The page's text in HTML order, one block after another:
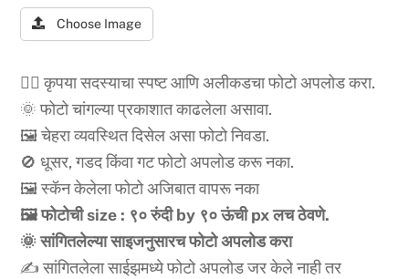
Choose Image
🧍‍♂️ कृपया सदस्याचा स्पष्ट आणि अलीकडचा फोटो अपलोड करा.
🌞 फोटो चांगल्या प्रकाशात काढलेला असावा.
🖼️ चेहरा व्यवस्थित दिसेल असा फोटो निवडा.
🚫 धूसर, गडद किंवा गट फोटो अपलोड करू नका.
🖼️ स्कॅन केलेला फोटो अजिबात वापरू नका
🖼️ फोटोची size : ९० रुंदी by ९० ऊंची px लच ठेवणे.
🌞 सांगितलेल्या साइजनुसारच फोटो अपलोड करा
✍️ सांगितलेला साईझमध्ये फोटो अपलोड जर केले नाही तर